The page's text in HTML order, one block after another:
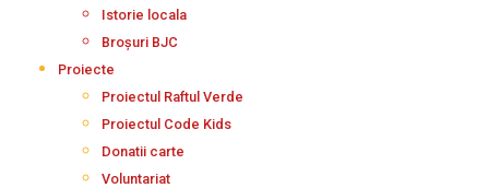
Istorie locala
Broșuri BJC
Proiecte
Proiectul Raftul Verde
Proiectul Code Kids
Donatii carte
Voluntariat